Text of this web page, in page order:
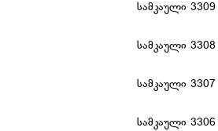
სამკაული 3309
სამკაული 3308
სამკაული 3307
სამკაული 3306